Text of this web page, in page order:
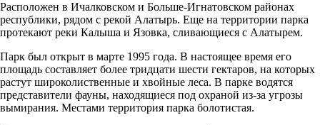
Расположен в Ичалковском и Больше-Игнатовском районах
республики, рядом с рекой Алатырь. Еще на территории парка
протекают реки Калыша и Язовка, сливающиеся с Алатырем.
Парк был открыт в марте 1995 года. В настоящее время его
площадь составляет более тридцати шести гектаров, на которых
растут широколиственные и хвойные леса. В парке водятся
представители фауны, находящиеся под охраной из-за угрозы
вымирания. Местами территория парка болотистая.